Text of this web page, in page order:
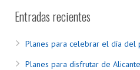
Entradas recientes
Planes para celebrar el día del
Planes para disfrutar de